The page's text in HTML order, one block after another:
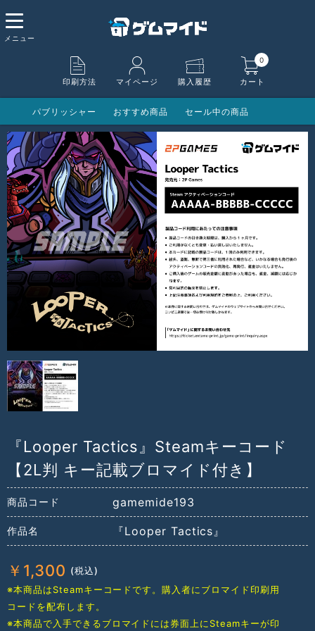
印刷方法 マイページ 購入履歴 カート
0
パブリッシャー おすすめ商品 セール中の商品
『Looper Tactics』Steamキーコード
【2L判 キー記載ブロマイド付き】
商品コード gamemide193
作品名 『Looper Tactics』
￥ 1,300
※本商品はSteamキーコードです。購入者にブロマイド印刷用
コードを配布します。
※本商品で入手できるブロマイドには券面上にSteamキーが印